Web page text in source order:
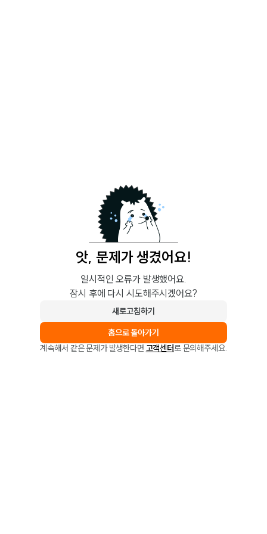
앗, 문제가 생겼어요!
일시적인 오류가 발생했어요.
잠시 후에 다시 시도해주시겠어요?
새로고침하기
홈으로 돌아가기
계속해서 같은 문제가 발생한다면 고객센터로 문의해주세요.